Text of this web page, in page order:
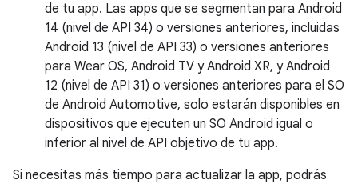
de tu app. Las apps que se segmentan para Android
14 (nivel de API 34) o versiones anteriores, incluidas
Android 13 (nivel de API 33) o versiones anteriores
para Wear OS, Android TV y Android XR, y Android
12 (nivel de API 31) o versiones anteriores para el SO
de Android Automotive, solo estarán disponibles en
dispositivos que ejecuten un SO Android igual o
inferior al nivel de API objetivo de tu app.
Si necesitas más tiempo para actualizar la app, podrás